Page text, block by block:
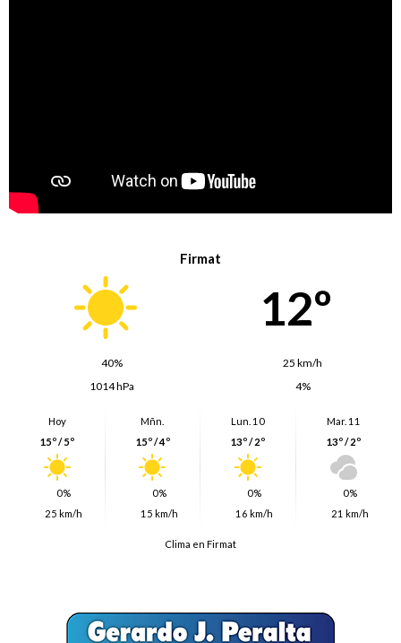
Firmat
12º
40%
25 km/h
1014 hPa
4%
Hoy
15º / 5º
0%
25 km/h
Mñn.
15º / 4º
0%
15 km/h
Lun. 10
13º / 2º
0%
16 km/h
Mar. 11
13º / 2º
0%
21 km/h
Clima en Firmat